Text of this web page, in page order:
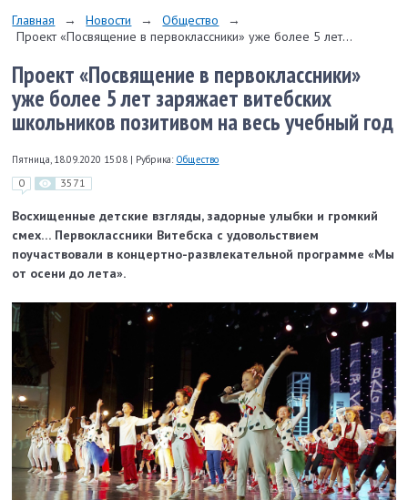
Главная → Новости → Общество
→
Проект «Посвящение в первоклассники» уже более 5 лет...
Проект «Посвящение в первоклассники»
уже более 5 лет заряжает витебских
школьников позитивом на весь учебный год
Пятница, 18.09.2020 15:08 | Рубрика: Общество
0 3571
Восхищенные детские взгляды, задорные улыбки и громкий
смех… Первоклассники Витебска с удовольствием
поучаствовали в концертно-развлекательной программе «Мы
от осени до лета».